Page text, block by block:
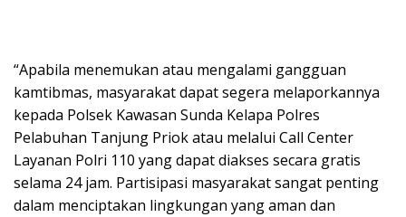
“Apabila menemukan atau mengalami gangguan
kamtibmas, masyarakat dapat segera melaporkannya
kepada Polsek Kawasan Sunda Kelapa Polres
Pelabuhan Tanjung Priok atau melalui Call Center
Layanan Polri 110 yang dapat diakses secara gratis
selama 24 jam. Partisipasi masyarakat sangat penting
dalam menciptakan lingkungan yang aman dan